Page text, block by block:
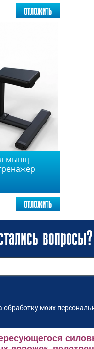
отложить
мышц
отложить
обработку моих